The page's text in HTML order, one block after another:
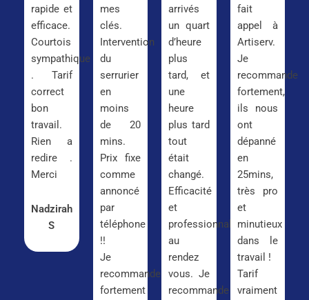
rapide et
efficace.
Courtois
sympathique
. Tarif
correct
bon
travail.
Rien a
redire .
Merci
Nadzirah
S
mes
clés.
Intervention
du
serrurier
en
moins
de 20
mins.
Prix fixe
comme
annoncé
par
téléphone
!!
Je
recommande
fortement
arrivés
un quart
d’heure
plus
tard, et
une
heure
plus tard
tout
était
changé.
Efficacité
et
professionnalisme
au
rendez
vous. Je
recommande
fait
appel à
Artiserv.
Je
recommande
fortement,
ils nous
ont
dépanné
en
25mins,
très pro
et
minutieux
dans le
travail !
Tarif
vraiment